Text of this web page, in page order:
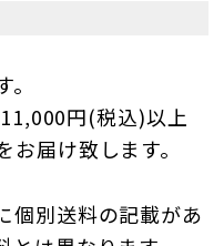
円(税込)以上
届け致します。
個別送料の記載があ